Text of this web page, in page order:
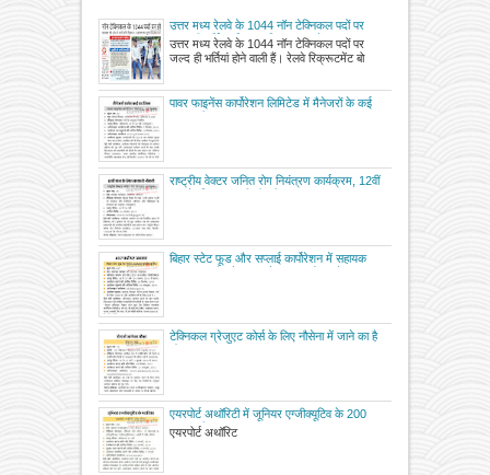
उत्तर मध्य रेलवे के 1044 नॉन टेक्निकल पदों पर
जल्द ही भर्तियां, विज्ञापन सितंबर माह में
उत्तर मध्य रेलवे के 1044 नॉन टेक्निकल पदों पर
जल्द ही भर्तियां होने वाली हैं। रेलवे रिक्रूटमेंट बो
पावर फाइनेंस कार्पोरेशन लिमिटेड में मैनेजरों के कई
राष्ट्रीय वेक्टर जनित रोग नियंत्रण कार्यक्रम, 12वीं
बिहार स्टेट फूड और सप्लाई कार्पोरेशन में सहायक
टेक्निकल ग्रेजुएट कोर्स के लिए नौसेना में जाने का है
एयरपोर्ट अथॉरिटी में जूनियर एग्जीक्यूटिव के 200
पद खाली
एयरपोर्ट अथॉरिट